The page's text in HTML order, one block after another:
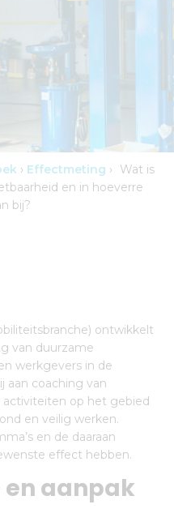
› Effectmeting ›
Wat is
en in hoeverre
bij?
ontwikkelt
van duurzame
werkgevers in de
aan coaching van
activiteiten op het gebied
en veilig werken.
en de daaraan
effect hebben.
en aanpak